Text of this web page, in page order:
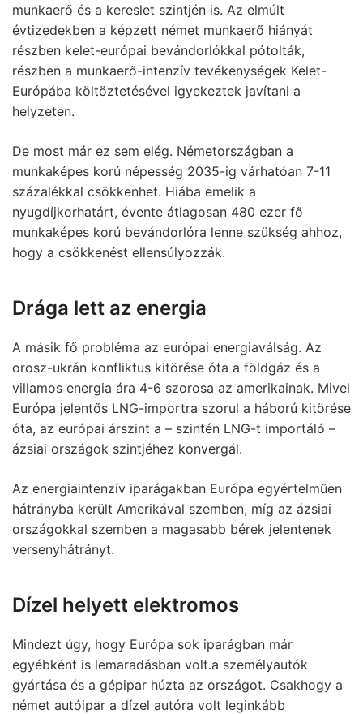
munkaerő és a kereslet szintjén is. Az elmúlt
évtizedekben a képzett német munkaerő hiányát
részben kelet-európai bevándorlókkal pótolták,
részben a munkaerő-intenzív tevékenységek Kelet-
Európába költöztetésével igyekeztek javítani a
helyzeten.
De most már ez sem elég. Németországban a
munkaképes korú népesség 2035-ig várhatóan 7-11
százalékkal csökkenhet. Hiába emelik a
nyugdíjkorhatárt, évente átlagosan 480 ezer fő
munkaképes korú bevándorlóra lenne szükség ahhoz,
hogy a csökkenést ellensúlyozzák.
Drága lett az energia
A másik fő probléma az európai energiaválság. Az
orosz-ukrán konfliktus kitörése óta a földgáz és a
villamos energia ára 4-6 szorosa az amerikainak. Mivel
Európa jelentős LNG-importra szorul a háború kitörése
óta, az európai árszint a – szintén LNG-t importáló –
ázsiai országok szintjéhez konvergál.
Az energiaintenzív iparágakban Európa egyértelműen
hátrányba került Amerikával szemben, míg az ázsiai
országokkal szemben a magasabb bérek jelentenek
versenyhátrányt.
Dízel helyett elektromos
Mindezt úgy, hogy Európa sok iparágban már
egyébként is lemaradásban volt.a személyautók
gyártása és a gépipar húzta az országot. Csakhogy a
német autóipar a dízel autóra volt leginkább